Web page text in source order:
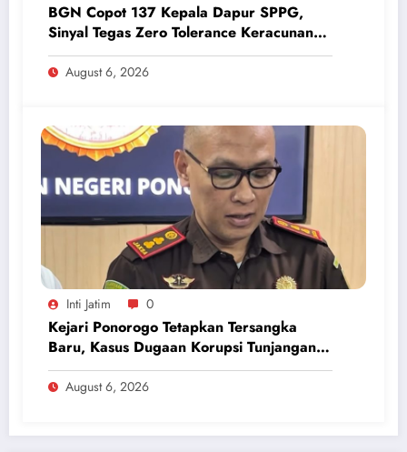
BGN Copot 137 Kepala Dapur SPPG,
Sinyal Tegas Zero Tolerance Keracunan
Makanan dan Korupsi
August 6, 2026
Inti Jatim 0
Kejari Ponorogo Tetapkan Tersangka
Baru, Kasus Dugaan Korupsi Tunjangan
Perumahan DPRD 2023-2026
August 6, 2026